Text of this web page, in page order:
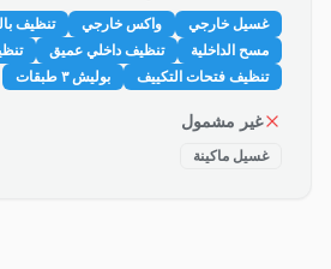
غسيل خارجي واكس خارجي تنظيف
مسح الداخلية
تنظيف داخلي عميق
تنظيف فتحات التكييف
بوليش ٣ طبقات
غير مشمول
غسيل ماكينة